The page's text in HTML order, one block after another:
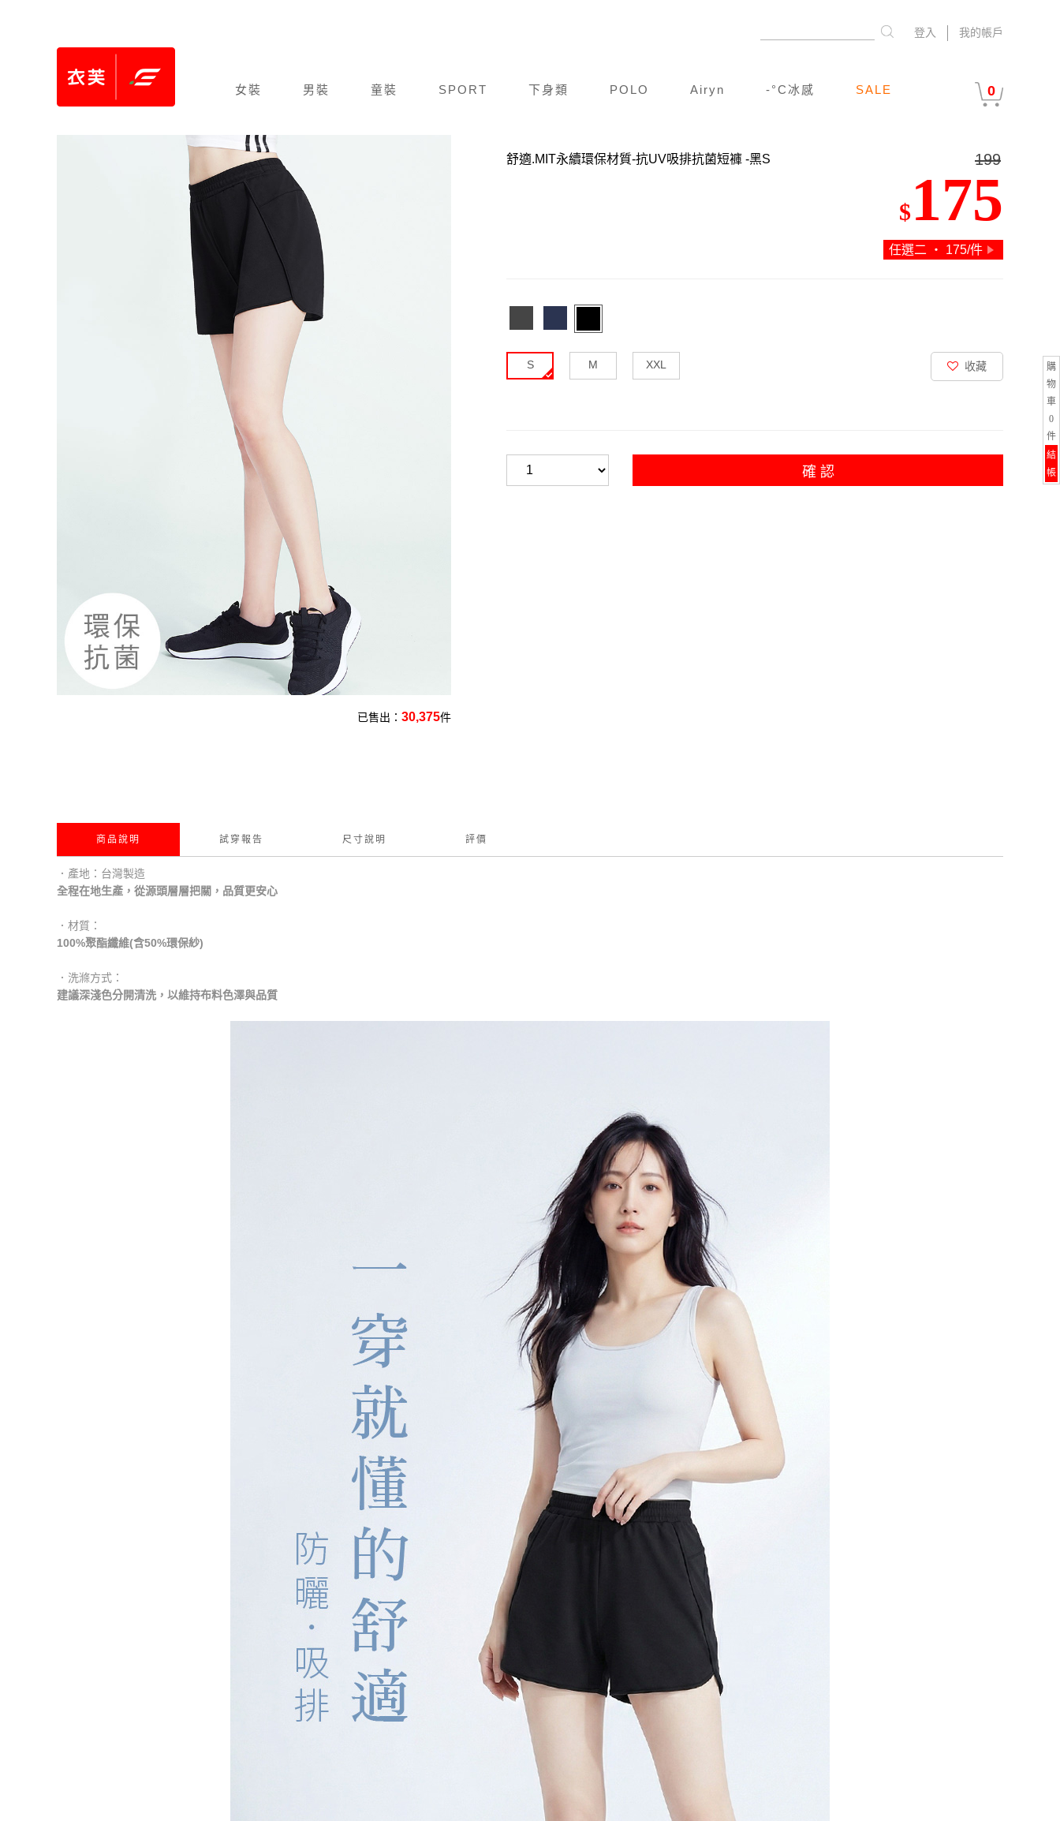
我的帳戶
登入
女裝 男裝 童裝 SPORT 下身類 POLO Airyn -°C冰感 SALE 0
購
物
車
0
件
結
帳
已售出： 30,375件
舒適.MIT永續環保材質-抗UV吸排抗菌短褲 -黑S 199
$175
任選二 ‧ 175/件
S M XXL 收藏
確 認
商品說明 試穿報告 尺寸說明 評價
．產地：台灣製造
全程在地生產，從源頭層層把關，品質更安心
．材質：
100%聚酯纖維(含50%環保紗)
．洗滌方式：
建議深淺色分開清洗，以維持布料色澤與品質